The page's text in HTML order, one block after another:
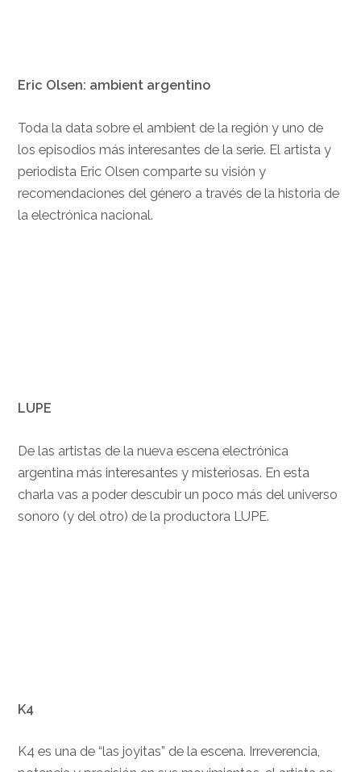
Eric Olsen: ambient argentino
Toda la data sobre el ambient de la región y uno de
los episodios más interesantes de la serie. El artista y
periodista Eric Olsen comparte su visión y
recomendaciones del género a través de la historia de
la electrónica nacional.
LUPE
De las artistas de la nueva escena electrónica
argentina más interesantes y misteriosas. En esta
charla vas a poder descubir un poco más del universo
sonoro (y del otro) de la productora LUPE.
K4
K4 es una de “las joyitas” de la escena. Irreverencia,